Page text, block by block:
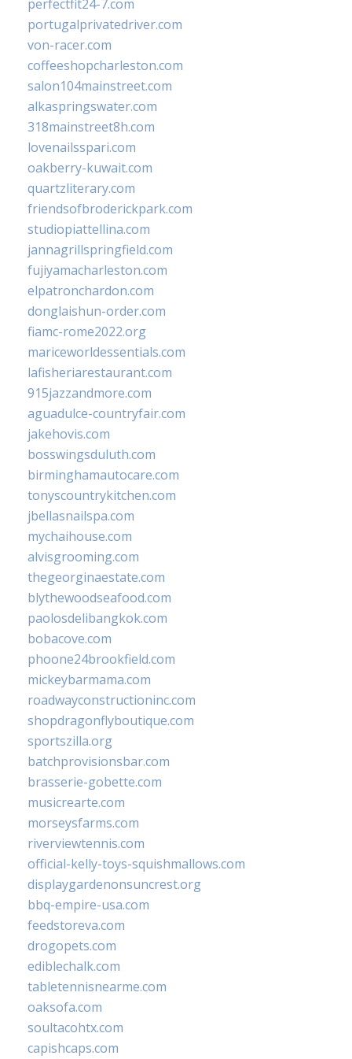
perfectfit24-7.com
portugalprivatedriver.com
von-racer.com
coffeeshopcharleston.com
salon104mainstreet.com
alkaspringswater.com
318mainstreet8h.com
lovenailsspari.com
oakberry-kuwait.com
quartzliterary.com
friendsofbroderickpark.com
studiopiattellina.com
jannagrillspringfield.com
fujiyamacharleston.com
elpatronchardon.com
donglaishun-order.com
fiamc-rome2022.org
mariceworldessentials.com
lafisheriarestaurant.com
915jazzandmore.com
aguadulce-countryfair.com
jakehovis.com
bosswingsduluth.com
birminghamautocare.com
tonyscountrykitchen.com
jbellasnailspa.com
mychaihouse.com
alvisgrooming.com
thegeorginaestate.com
blythewoodseafood.com
paolosdelibangkok.com
bobacove.com
phoone24brookfield.com
mickeybarmama.com
roadwayconstructioninc.com
shopdragonflyboutique.com
sportszilla.org
batchprovisionsbar.com
brasserie-gobette.com
musicrearte.com
morseysfarms.com
riverviewtennis.com
official-kelly-toys-squishmallows.com
displaygardenonsuncrest.org
bbq-empire-usa.com
feedstoreva.com
drogopets.com
ediblechalk.com
tabletennisnearme.com
oaksofa.com
soultacohtx.com
capishcaps.com